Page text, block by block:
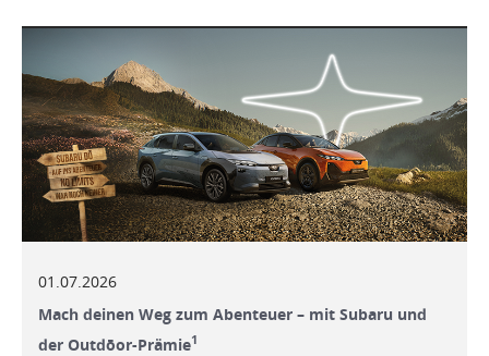
01.07.2026
Mach deinen Weg zum Abenteuer – mit Subaru und
der Outdōor-Prämie1